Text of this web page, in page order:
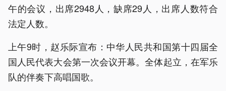
午的会议，出席2948人，缺席29人，出席人数符合
法定人数。
上午9时，赵乐际宣布：中华人民共和国第十四届全
国人民代表大会第一次会议开幕。全体起立，在军乐
队的伴奏下高唱国歌。